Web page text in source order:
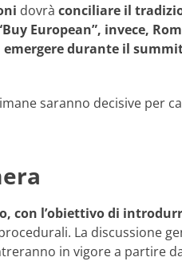
dovrà conciliare il
European”, invece,
durante il
saranno decisive per
con l’obiettivo di
La discussione
in vigore a partire